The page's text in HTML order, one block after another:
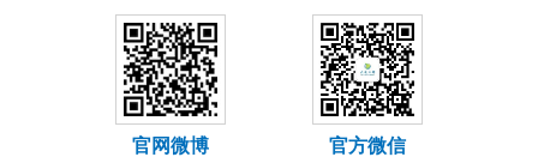
官网微博 官方微信